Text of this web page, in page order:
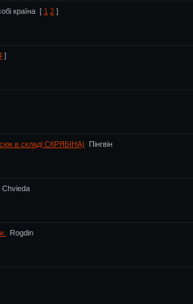
країна [ 1 2 ]
]
в складі СКРЯБІНА)
Пінгвін
Chvieda
Rogdin